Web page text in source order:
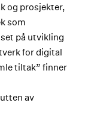
og prosjekter,
som
på utvikling
for digital
tiltak” finner
av